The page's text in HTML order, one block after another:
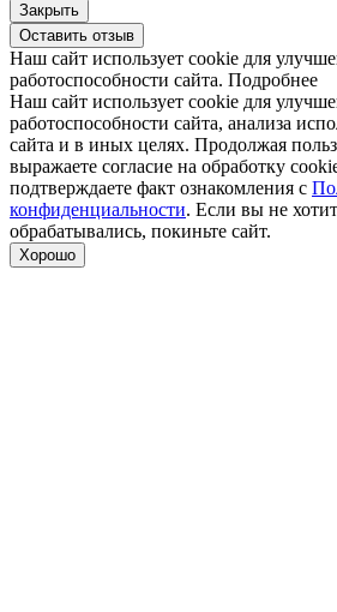
Закрыть
Оставить отзыв
Наш сайт использует cookie для
работоспособности сайта. Подробнее
Наш сайт использует cookie для
работоспособности сайта, анализа
сайта и в иных целях. Продолжая
выражаете согласие на обработку
подтверждаете факт ознакомления с
конфиденциальности. Если вы не
обрабатывались, покиньте сайт.
Хорошо